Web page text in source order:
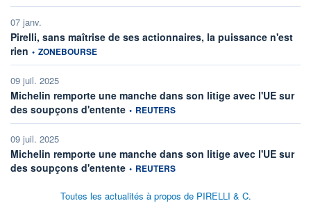
07 janv.
Pirelli, sans maîtrise de ses actionnaires, la puissance n'est
rien information fournie par
• ZONEBOURSE
09 juil. 2025
Michelin remporte une manche dans son litige avec l'UE sur
des soupçons d'entente information fournie par
• REUTERS
09 juil. 2025
Michelin remporte une manche dans son litige avec l'UE sur
des soupçons d'entente information fournie par
• REUTERS
Toutes les actualités à propos de PIRELLI & C.